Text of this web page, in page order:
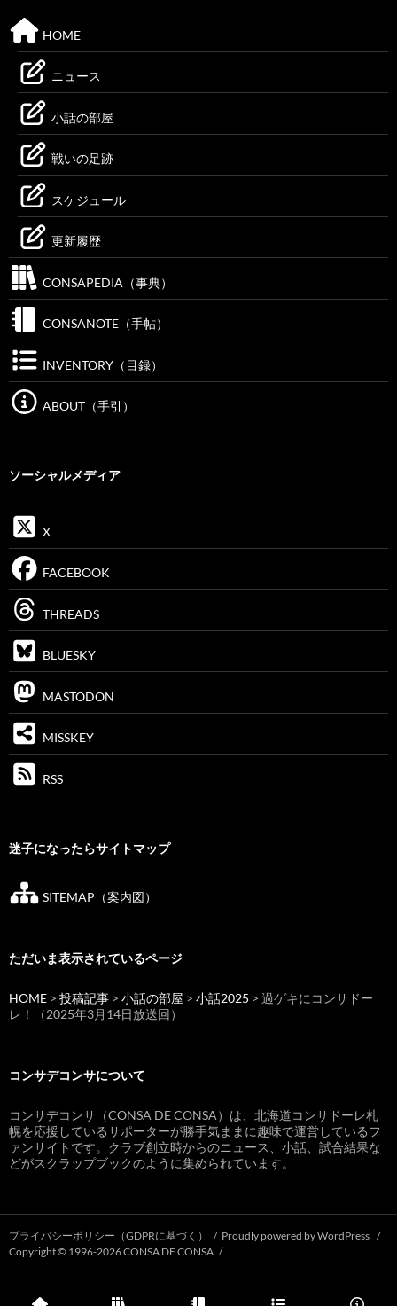
HOME
ニュース
小話の部屋
戦いの足跡
スケジュール
更新履歴
CONSAPEDIA（事典）
CONSANOTE（手帖）
INVENTORY（目録）
ABOUT（手引）
ソーシャルメディア
X
FACEBOOK
THREADS
BLUESKY
MASTODON
MISSKEY
RSS
迷子になったらサイトマップ
SITEMAP（案内図）
ただいま表示されているページ
HOME > 投稿記事 > 小話の部屋 > 小話2025 > 過ゲキにコンサドー
レ！（2025年3月14日放送回）
コンサデコンサについて
コンサデコンサ（CONSA DE CONSA）は、北海道コンサドーレ札
幌を応援しているサポーターが勝手気ままに趣味で運営しているフ
ァンサイトです。クラブ創立時からのニュース、小話、試合結果な
どがスクラップブックのように集められています。
プライバシーポリシー（GDPRに基づく）
Proudly powered by WordPress
Copyright © 1996-2026 CONSA DE CONSA